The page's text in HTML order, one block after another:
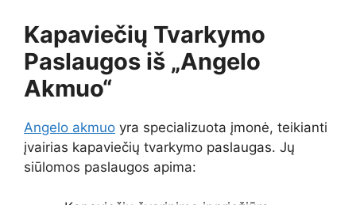
Kapaviečių Tvarkymo
Paslaugos iš „Angelo
Akmuo“
Angelo akmuo yra specializuota įmonė, teikianti
įvairias kapaviečių tvarkymo paslaugas. Jų
siūlomos paslaugos apima: